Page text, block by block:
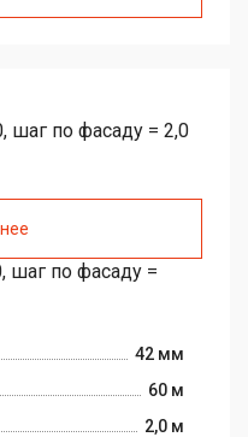
по фасаду =
42 мм
60 м
2,0 м